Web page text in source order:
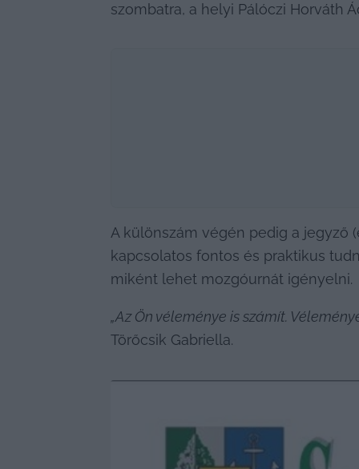
szombatra, a helyi Pálóczi Horváth
A különszám végén pedig a jegyző
kapcsolatos fontos és praktikus
miként lehet mozgóurnát igényelni.
„Az Ön véleménye is számít.
Törőcsik Gabriella.